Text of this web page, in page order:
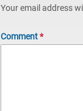
Your email address
Comment*